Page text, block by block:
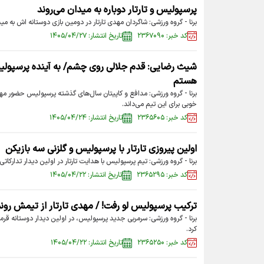
پرسپولیس و تارتار دوباره به میدان می‌روند
برنا - گروه ورزشی: شاگردان مهدی تارتار در دومین بازی دوستانه اش به
کد خبر: ۲۳۶۷۰۹۰
تاریخ انتشار: ۱۴۰۵/۰۴/۲۷
شیث رضایی: قدم جلالی روی چشم/ به آینده
هستم
برنا - گروه ورزشی: مدافع و کاپیتان سال‌های گذشته پرسپولیس حضور
خوبی برای این تیم می‌داند.
کد خبر: ۲۳۶۵۶۰۵
تاریخ انتشار: ۱۴۰۵/۰۴/۲۴
اولین پیروزی تارتار با پرسپولیس و گلزنی سه بازیکن
برنا - گروه ورزشی: تیم پرسپولیس با هدایت تارتار در اولین دیدار
کد خبر: ۲۳۶۵۲۹۵
تاریخ انتشار: ۱۴۰۵/۰۴/۲۲
ترکیب پرسپولیس لو رفت! / مهدی تارتار از تیمش
برنا - گروه ورزشی: سرمربی جدید پرسپولیس، در اولین دیدار دوستانه
کرد.
کد خبر: ۲۳۶۵۲۵۰
تاریخ انتشار: ۱۴۰۵/۰۴/۲۲